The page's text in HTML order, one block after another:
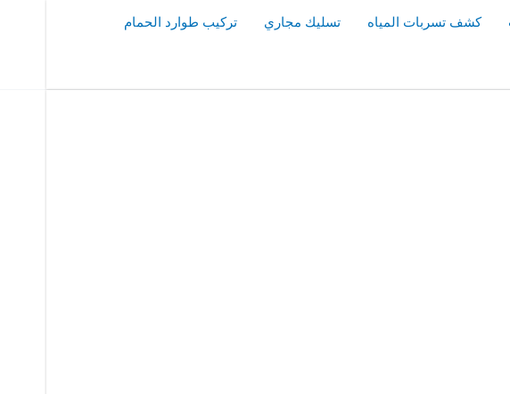
كشف تسربات المياه تسليك مجاري تركيب طوارد الحمام